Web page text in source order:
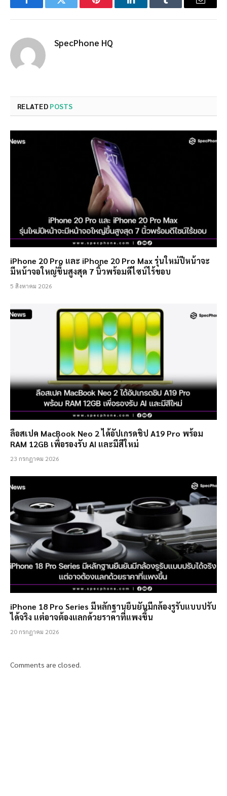
FacebookTwitter Pinterest LinkedInTumblr Email
SpecPhone HQ
RELATED POSTS
iPhone 20 Pro และ iPhone 20 Pro Max รุ่นใหม่ปีหน้าจะ
มีหน้าจอใหญ่ขึ้นสูงสุด 7 นิ้วพร้อมดีไซน์ไร้ขอบ
5 สิงหาคม 2026
ลือสเปค MacBook Neo 2 ได้อัปเกรดชิป A19 Pro พร้อม
RAM 12GB เพื่อรองรับ AI และมีสีใหม่
23 กรกฎาคม 2026
iPhone 18 Pro Series มีหลักฐานยืนยันมีกล้องรูรับแบบปรับ
ได้จริง แต่อาจต้องแลกด้วยราคาที่แพงขึ้น
20 กรกฎาคม 2026
Comments are closed.